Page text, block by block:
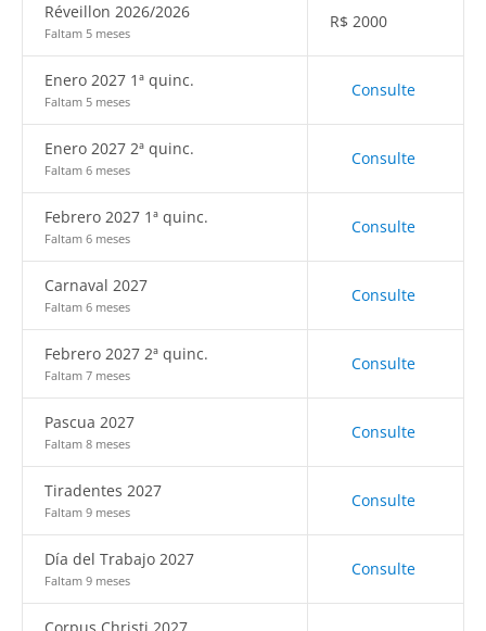
Réveillon 2026/2026
Faltam 5 meses
R$ 2000
Enero 2027 1ª quinc.
Faltam 5 meses
Consulte
Enero 2027 2ª quinc.
Faltam 6 meses
Consulte
Febrero 2027 1ª quinc.
Faltam 6 meses
Consulte
Carnaval 2027
Faltam 6 meses
Consulte
Febrero 2027 2ª quinc.
Faltam 7 meses
Consulte
Pascua 2027
Faltam 8 meses
Consulte
Tiradentes 2027
Faltam 9 meses
Consulte
Día del Trabajo 2027
Faltam 9 meses
Consulte